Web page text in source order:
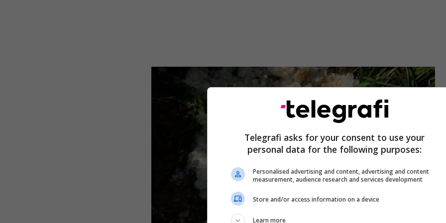
Telegrafi asks for your consent to use your
personal data for the following purposes:
Personalised advertising and content, advertising and content
measurement, audience research and services development
Store and/or access information on a device
Learn more